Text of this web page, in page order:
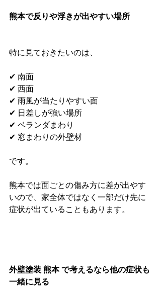
熊本で反りや浮きが出やすい場所
特に見ておきたいのは、
✔ 南面
✔ 西面
✔ 雨風が当たりやすい面
✔ 日差しが強い場所
✔ ベランダまわり
✔ 窓まわりの外壁材
です。
熊本では面ごとの傷み方に差が出やす
いので、家全体ではなく一部だけ先に
症状が出ていることもあります。
外壁塗装 熊本 で考えるなら他の症状も
一緒に見る